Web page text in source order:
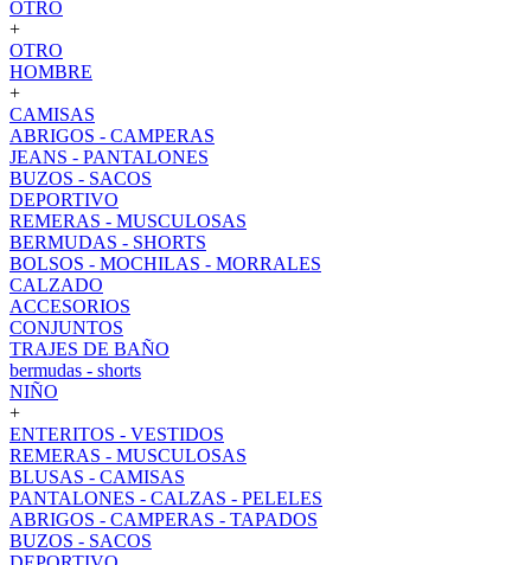
OTRO
+
OTRO
HOMBRE
+
CAMISAS
ABRIGOS - CAMPERAS
JEANS - PANTALONES
BUZOS - SACOS
DEPORTIVO
REMERAS - MUSCULOSAS
BERMUDAS - SHORTS
BOLSOS - MOCHILAS - MORRALES
CALZADO
ACCESORIOS
CONJUNTOS
TRAJES DE BAÑO
bermudas - shorts
NIÑO
+
ENTERITOS - VESTIDOS
REMERAS - MUSCULOSAS
BLUSAS - CAMISAS
PANTALONES - CALZAS - PELELES
ABRIGOS - CAMPERAS - TAPADOS
BUZOS - SACOS